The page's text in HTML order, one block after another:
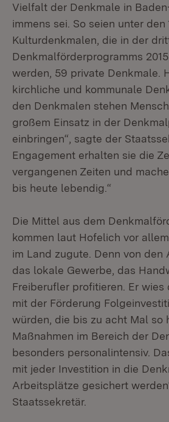
Vielfalt der Denkmale in
immens sei. So seien unter den
Kulturdenkmalen, die in der
Denkmalförderprogramms
werden, 59 private Denkmale.
kirchliche und kommunale
den Denkmalen stehen
großem Einsatz in der
einbringen“, sagte der
Engagement erhalten sie die
vergangenen Zeiten und
bis heute lebendig.“
Die Mittel aus dem
kommen laut Hofelich vor
im Land zugute. Denn von den
das lokale Gewerbe, das
Freiberufler profitieren. Er wies
mit der Förderung
würden, die bis zu acht Mal so
Maßnahmen im Bereich der
besonders personalintensiv.
mit jeder Investition in die
Arbeitsplätze gesichert
Staatssekretär.